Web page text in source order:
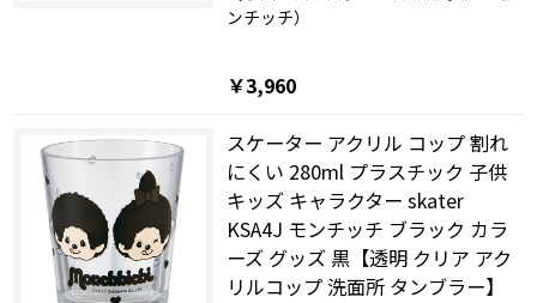
ンチッチ）
￥3,960
スケーター アクリル コップ 割れ
にくい 280ml プラスチック 子供
キッズ キャラクター skater
KSA4J モンチッチ ブラック カラ
ーズ グッズ 黒【透明 クリア アク
リルコップ 洗面所 タンブラー】